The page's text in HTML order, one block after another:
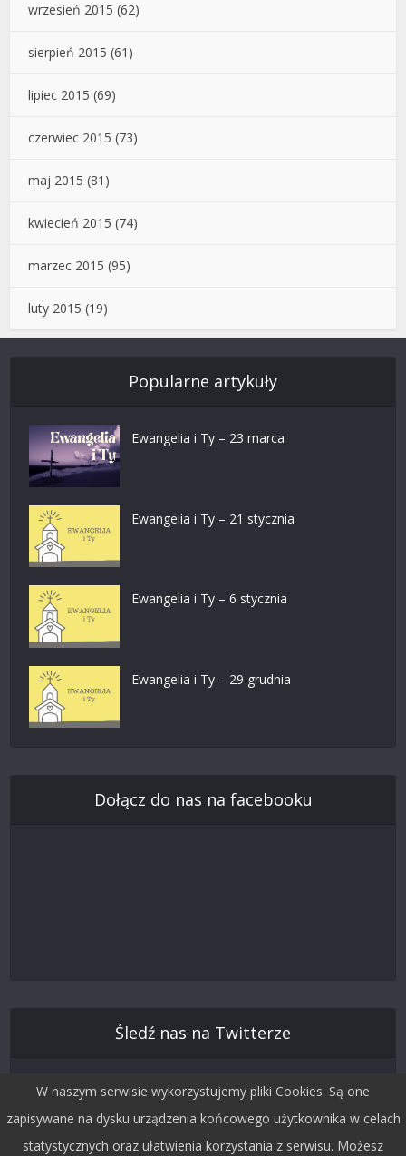
wrzesień 2015 (62)
sierpień 2015 (61)
lipiec 2015 (69)
czerwiec 2015 (73)
maj 2015 (81)
kwiecień 2015 (74)
marzec 2015 (95)
luty 2015 (19)
Popularne artykuły
Ewangelia i Ty – 23 marca
Ewangelia i Ty – 21 stycznia
Ewangelia i Ty – 6 stycznia
Ewangelia i Ty – 29 grudnia
Dołącz do nas na facebooku
Śledź nas na Twitterze
W naszym serwisie wykorzystujemy pliki Cookies. Są one
zapisywane na dysku urządzenia końcowego użytkownika w celach
statystycznych oraz ułatwienia korzystania z serwisu. Możesz